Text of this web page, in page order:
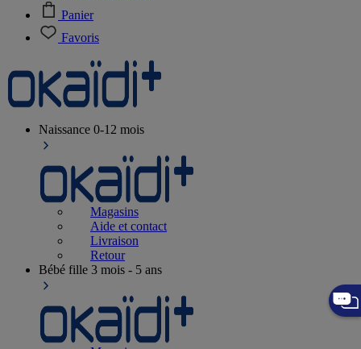
Panier
Favoris
Naissance 0-12 mois
Magasins
Aide et contact
Livraison
Retour
Bébé fille 3 mois - 5 ans